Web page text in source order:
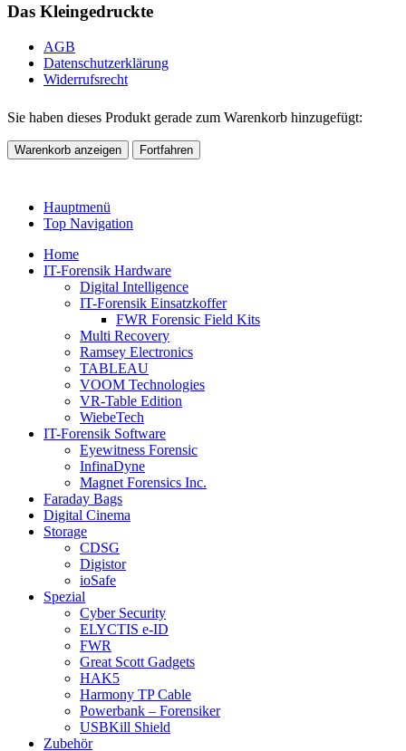
Das Kleingedruckte
AGB
Datenschutzerklärung
Widerrufsrecht
Sie haben dieses Produkt gerade zum Warenkorb hinzugefügt:
Warenkorb anzeigen Fortfahren
Hauptmenü
Top Navigation
Home
IT-Forensik Hardware
Digital Intelligence
IT-Forensik Einsatzkoffer
FWR Forensic Field Kits
Multi Recovery
Ramsey Electronics
TABLEAU
VOOM Technologies
VR-Table Edition
WiebeTech
IT-Forensik Software
Eyewitness Forensic
InfinaDyne
Magnet Forensics Inc.
Faraday Bags
Digital Cinema
Storage
CDSG
Digistor
ioSafe
Spezial
Cyber Security
ELYCTIS e-ID
FWR
Great Scott Gadgets
HAK5
Harmony TP Cable
Powerbank – Forensiker
USBKill Shield
Zubehör